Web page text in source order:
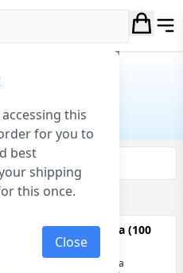
this
for you to
best
shipping
this once.
Close
Soda - Cherry Cola (100
Cola, Körsbär, Körsbärscola